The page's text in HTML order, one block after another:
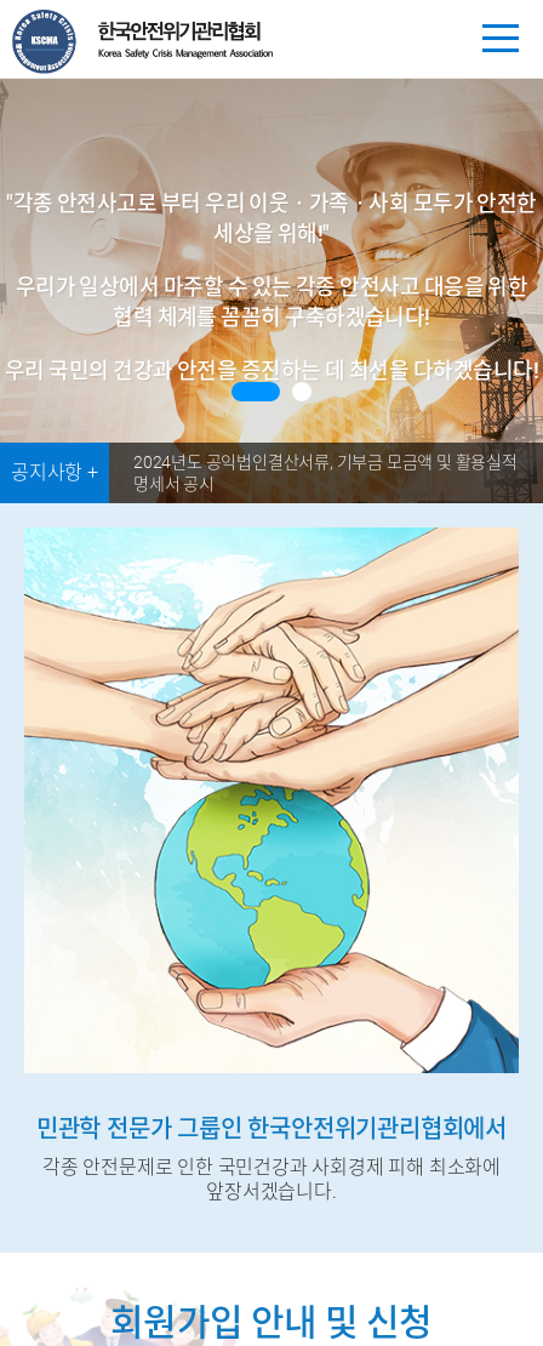
"각종 안전사고로 부터 우리 이웃ㆍ가족ㆍ사회 모두가 안전한
세상을 위해!"
우리가 일상에서 마주할 수 있는 각종 안전사고 대응을 위한
협력 체계를 꼼꼼히 구축하겠습니다!
우리 국민의 건강과 안전을 증진하는 데 최선을 다하겠습니다!
공지사항 +
2024년도 공익법인결산서류, 기부금 모금액 및 활용실적
명세서 공시
민관학 전문가 그룹인 한국안전위기관리협회에서
각종 안전문제로 인한 국민건강과 사회경제 피해 최소화에
앞장서겠습니다.
회원가입 안내 및 신청